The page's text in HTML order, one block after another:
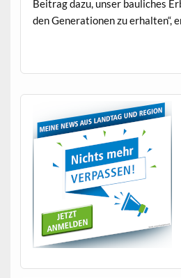
Beitrag dazu, unser baulich­es
den Gen­er­a­tio­nen zu erhal­ten“,